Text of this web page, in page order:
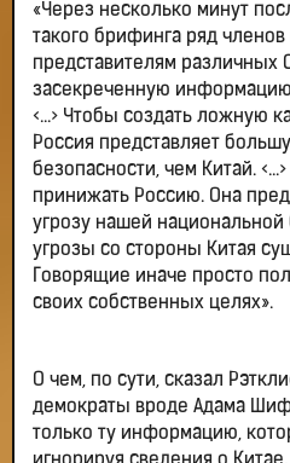
«Через несколько минут
такого брифинга ряд
представителям различных
засекреченную
<...> Чтобы создать ложную
Россия представляет
безопасности, чем Китай.
принижать Россию. Она
угрозу нашей национальной
угрозы со стороны Китая
Говорящие иначе просто
своих собственных целях».
О чем, по сути, сказал
демократы вроде Адама
только ту информацию,